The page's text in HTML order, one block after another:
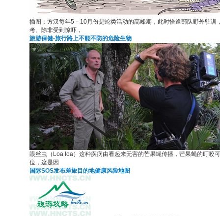
插图：方汉每年5－10月份是蛇类活动的高峰期，此时恰逢部队野外驻
考。除非受到惊吓，
旅游保健-旅行路上不能不防的危险生物
眼丝虫（Loa loa）这种疾病由看起来无害的芒果蝇传播，芒果蝇的叮咬
位，这是因
国际SOS发布差旅目的地健康风险地图